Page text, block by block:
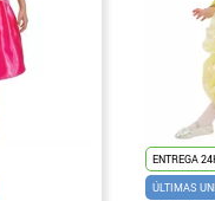
ENTREGA
ÚLTIMAS